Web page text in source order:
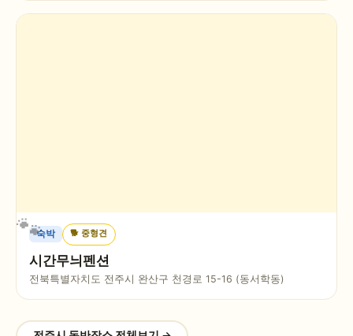
숙박 🐕중형견
시간무늬펜션
전북특별자치도 전주시 완산구 천경로 15-16 (동서학동)